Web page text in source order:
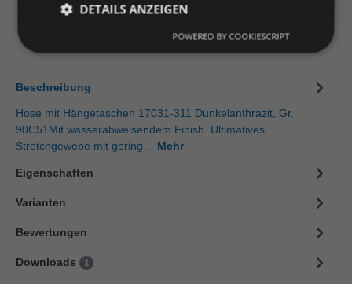
Beschreibung
Hose mit Hängetaschen 17031-311 Dunkelanthrazit, Gr.
90C51Mit wasserabweisendem Finish. Ultimatives
Stretchgewebe mit gering… Mehr
Eigenschaften
Varianten
Bewertungen
Downloads 1
DETAILS ANZEIGEN
POWERED BY COOKIESCRIPT